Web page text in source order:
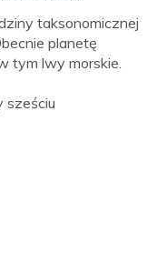
taksonomicznej
planetę
tym lwy morskie.
sześciu